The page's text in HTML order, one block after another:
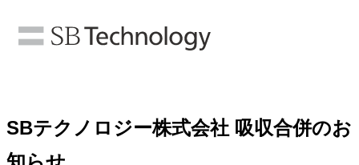
SBテクノロジー株式会社 吸収合併のお